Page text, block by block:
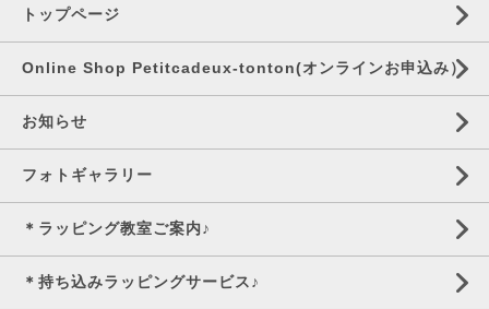
トップページ
Online Shop Petitcadeux-tonton(オンラインお申込み）
お知らせ
フォトギャラリー
＊ラッピング教室ご案内♪
＊持ち込みラッピングサービス♪